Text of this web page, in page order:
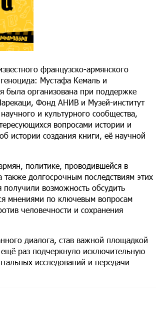
французско-армянского
Мустафа Кемаль и
была организована при поддержке
Фонд АНИВ и Музей-институт
и культурного сообщества,
вопросами истории и
истории создания книги, её научной
политике, проводившейся в
долгосрочным последствиям этих
получили возможность обсудить
мнениями по ключевым вопросам
человечности и сохранения
диалога, став важной площадкой
раз подчеркнуло исключительную
исследований и передачи